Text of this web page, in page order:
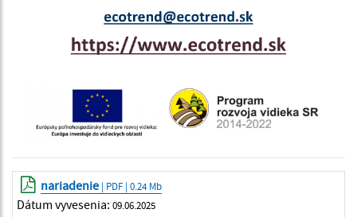
nariadenie | PDF | 0.24 Mb
Dátum vyvesenia: 09.06.2025